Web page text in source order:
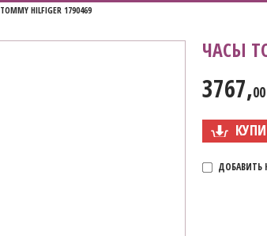
TOMMY HILFIGER 1790469
ЧАСЫ
3767,
ДОБАВИТЬ